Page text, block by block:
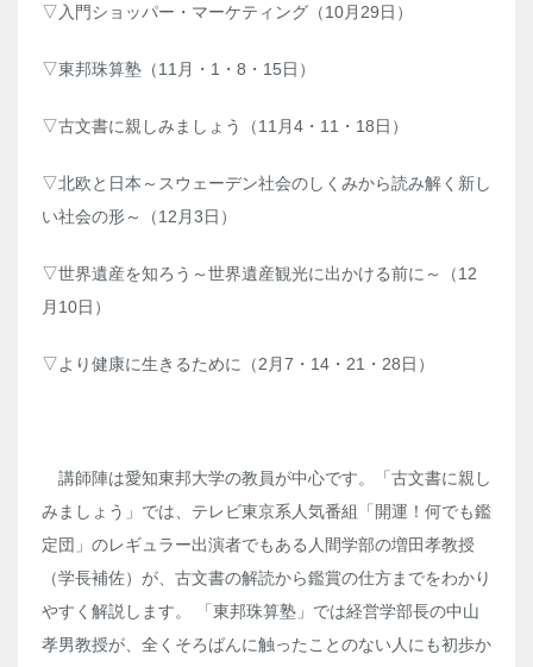
▽入門ショッパー・マーケティング（10月29日）
▽東邦珠算塾（11月・1・8・15日）
▽古文書に親しみましょう（11月4・11・18日）
▽北欧と日本～スウェーデン社会のしくみから読み解く新し
い社会の形～（12月3日）
▽世界遺産を知ろう～世界遺産観光に出かける前に～（12
月10日）
▽より健康に生きるために（2月7・14・21・28日）
講師陣は愛知東邦大学の教員が中心です。「古文書に親し
みましょう」では、テレビ東京系人気番組「開運！何でも鑑
定団」のレギュラー出演者でもある人間学部の増田孝教授
（学長補佐）が、古文書の解読から鑑賞の仕方までをわかり
やすく解説します。 「東邦珠算塾」では経営学部長の中山
孝男教授が、全くそろばんに触ったことのない人にも初歩か